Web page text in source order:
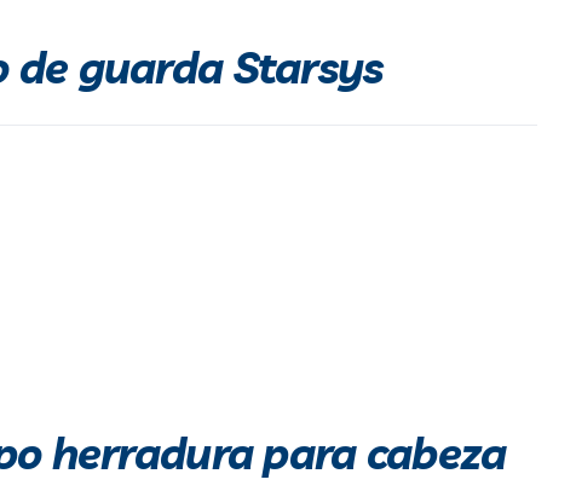
de guarda Starsys
herradura para cabeza